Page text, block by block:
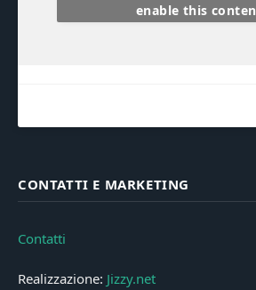
enable this
CONTATTI E MARKETING
Contatti
Realizzazione: Jizzy.net